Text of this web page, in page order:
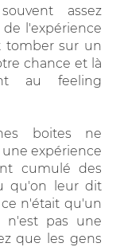
assez
l'expérience
tomber sur un
chance et là
au feeling
boites ne
expérience
cumulé des
qu'on leur dit
n'était qu'un
n'est pas une
que les gens